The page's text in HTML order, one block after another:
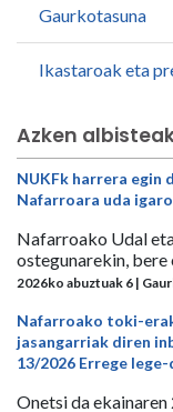
Gaurkotasuna
Ikastaroak eta
Azken
NUKFk harrera egin
Nafarroara uda
Nafarroako Udal
ostegunarekin,
2026ko abuztuak 6 |
Nafarroako toki-
jasangarriak diren
13/2026 Errege
Onetsi da